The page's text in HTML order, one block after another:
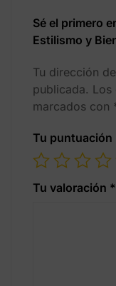
Sé el primero
Estilismo y
Tu dirección
publicada. Los
marcados con
Tu puntuación
Tu valoración *